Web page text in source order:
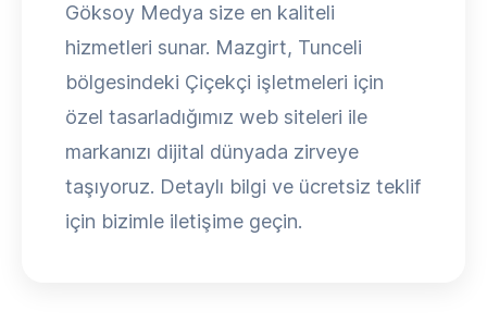
Göksoy Medya size en kaliteli
hizmetleri sunar. Mazgirt, Tunceli
bölgesindeki Çiçekçi işletmeleri için
özel tasarladığımız web siteleri ile
markanızı dijital dünyada zirveye
taşıyoruz. Detaylı bilgi ve ücretsiz teklif
için bizimle iletişime geçin.